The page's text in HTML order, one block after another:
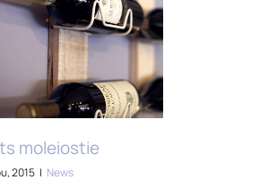
moleiostie
2015 | News